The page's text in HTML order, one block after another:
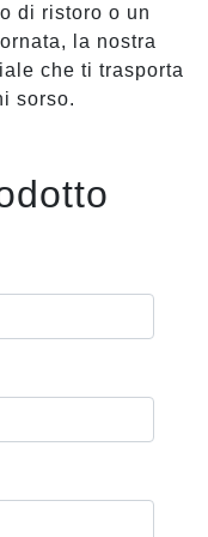
di ristoro o un
la nostra
che ti trasporta
sorso.